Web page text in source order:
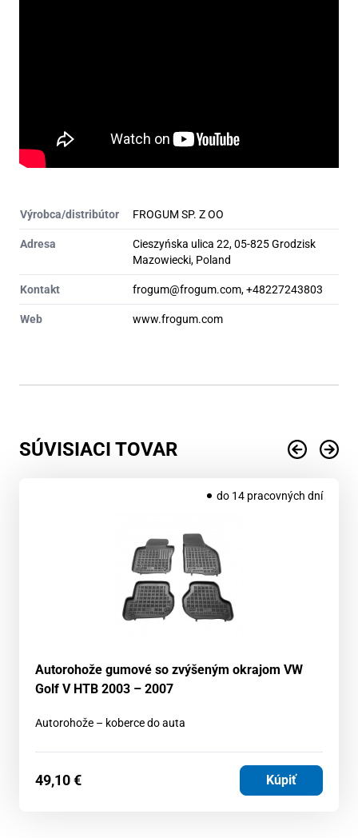
Výrobca/distribútor FROGUM SP. Z OO
Adresa
Cieszyńska ulica 22, 05-825 Grodzisk
Mazowiecki, Poland
Kontakt frogum@frogum.com, +48227243803
Web www.frogum.com
SÚVISIACI TOVAR
do 14 pracovných dní
Autorohože gumové so zvýšeným okrajom VW
Golf V HTB 2003 – 2007
Autorohože – koberce do auta
49,10€ Kúpiť